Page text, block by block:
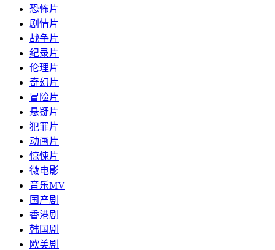
恐怖片
剧情片
战争片
纪录片
伦理片
奇幻片
冒险片
悬疑片
犯罪片
动画片
惊悚片
微电影
音乐MV
国产剧
香港剧
韩国剧
欧美剧